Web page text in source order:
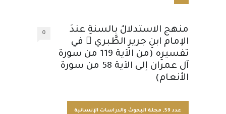
منهج الاستدلالُ بالسنةِ عندَ
الإمام ابنِ جريرِ الطَّبري  في
تفسيرِه (من الآية 119 من سورة
آل عمران إلى الآية 58 من سورة
الأنعام)
0
عدد 59 , مجلة البحوث والدراسات الإنسانية